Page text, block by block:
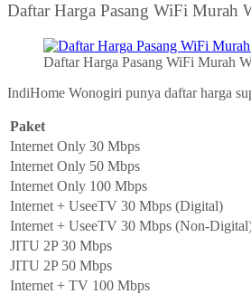
Daftar Harga Pasang WiFi Murah
Daftar Harga Pasang WiFi Murah
IndiHome Wonogiri punya daftar harga
Paket
Internet Only 30 Mbps
Internet Only 50 Mbps
Internet Only 100 Mbps
Internet + UseeTV 30 Mbps (Digital)
Internet + UseeTV 30 Mbps (Non-
JITU 2P 30 Mbps
JITU 2P 50 Mbps
Internet + TV 100 Mbps